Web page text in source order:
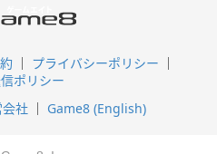
プライバシーポリシー
ポリシー
社 Game8 (English)